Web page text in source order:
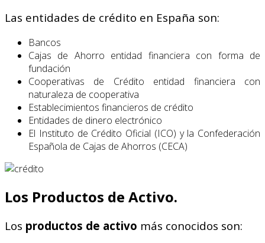
Las entidades de crédito en España son:
Bancos
Cajas de Ahorro entidad financiera con forma de
fundación
Cooperativas de Crédito entidad financiera con
naturaleza de cooperativa
Establecimientos financieros de crédito
Entidades de dinero electrónico
El Instituto de Crédito Oficial (ICO) y la Confederación
Española de Cajas de Ahorros (CECA)
Los Productos de Activo.
Los productos de activo más conocidos son: